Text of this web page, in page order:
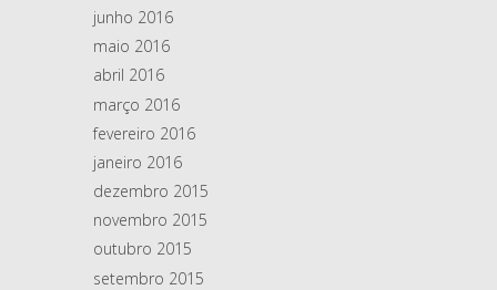
junho 2016
maio 2016
abril 2016
março 2016
fevereiro 2016
janeiro 2016
dezembro 2015
novembro 2015
outubro 2015
setembro 2015